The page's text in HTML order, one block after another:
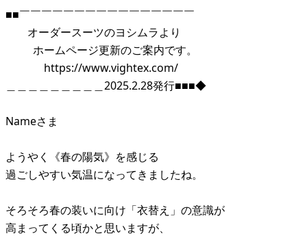
■■￣￣￣￣￣￣￣￣￣￣￣￣￣￣￣￣
オーダースーツのヨシムラより
ホームページ更新のご案内です。
https://www.vightex.com/
＿＿＿＿＿＿＿＿＿2025.2.28発行■■■◆
Nameさま
ようやく《春の陽気》を感じる
過ごしやすい気温になってきましたね。
そろそろ春の装いに向け「衣替え」の意識が
高まってくる頃かと思いますが、